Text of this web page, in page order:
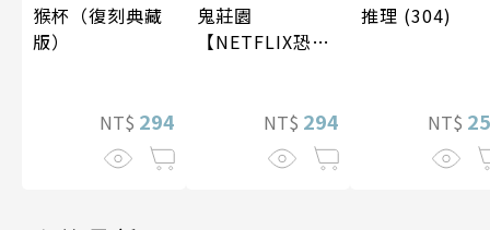
猴杯（復刻典藏
版）
NT$ 294
鬼莊園
【NETFLIX恐怖
NT$ 294
推理 (304)
NT$